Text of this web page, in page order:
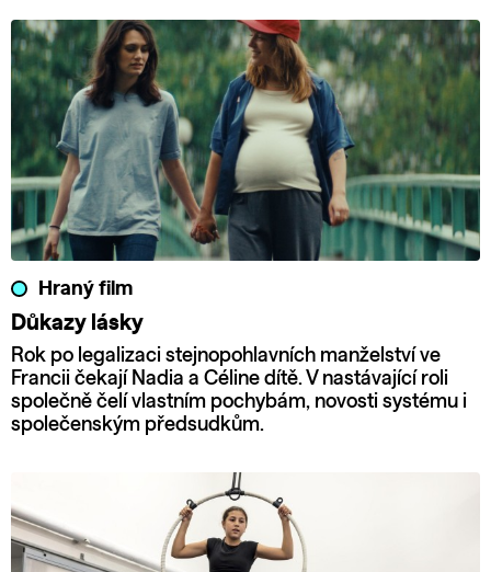
Hraný film
Důkazy lásky
Rok po legalizaci stejnopohlavních manželství ve
Francii čekají Nadia a Céline dítě. V nastávající roli
společně čelí vlastním pochybám, novosti systému i
společenským předsudkům.